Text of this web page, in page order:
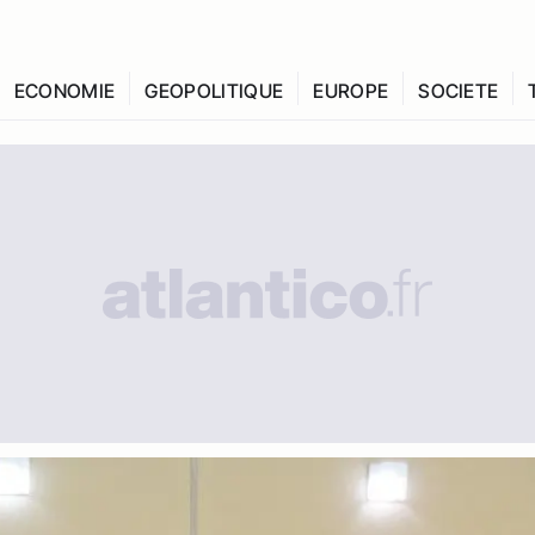
ECONOMIE GEOPOLITIQUE EUROPE SOCIETE